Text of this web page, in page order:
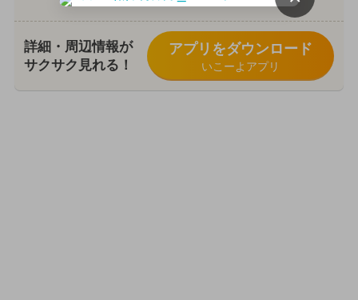
詳細・周辺情報が
サクサク見れる！
アプリをダウンロード
いこーよアプリ